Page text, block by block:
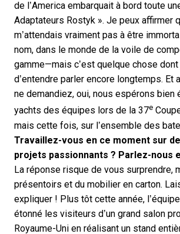
de l’America embarquait à bord toute
Adaptateurs Rostyk ». Je peux affirmer
m’attendais vraiment pas à être
nom, dans le monde de la voile de
gamme—mais c’est quelque chose
d’entendre parler encore longtemps. Et
ne demandiez, oui, nous espérons bien
yachts des équipes lors de la 37e
mais cette fois, sur l’ensemble des
Travaillez-vous en ce moment sur
projets passionnants ? Parlez-nous
La réponse risque de vous surprendre,
présentoirs et du mobilier en carton.
expliquer ! Plus tôt cette année,
étonné les visiteurs d’un grand salon
Royaume-Uni en réalisant un stand